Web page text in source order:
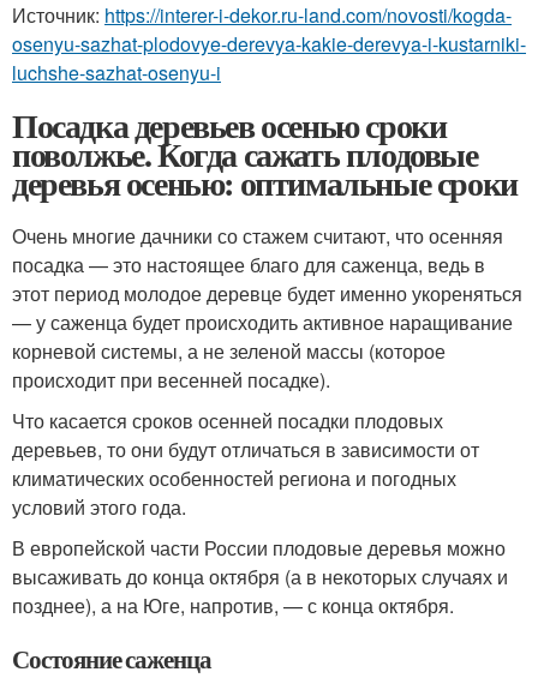
Источник: https://interer-i-dekor.ru-land.com/novosti/kogda-
osenyu-sazhat-plodovye-derevya-kakie-derevya-i-kustarniki-
luchshe-sazhat-osenyu-i
Посадка деревьев осенью сроки
поволжье. Когда сажать плодовые
деревья осенью: оптимальные сроки
Очень многие дачники со стажем считают, что осенняя
посадка — это настоящее благо для саженца, ведь в
этот период молодое деревце будет именно укореняться
— у саженца будет происходить активное наращивание
корневой системы, а не зеленой массы (которое
происходит при весенней посадке).
Что касается сроков осенней посадки плодовых
деревьев, то они будут отличаться в зависимости от
климатических особенностей региона и погодных
условий этого года.
В европейской части России плодовые деревья можно
высаживать до конца октября (а в некоторых случаях и
позднее), а на Юге, напротив, — с конца октября.
Состояние саженца